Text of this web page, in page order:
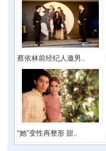
蔡依林前经纪人邀男..
“她”变性再整形 甜..